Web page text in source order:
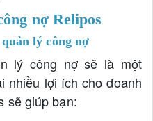
nợ Relipos
lý công nợ
lý công nợ sẽ là một
nhiều lợi ích cho doanh
sẽ giúp bạn: